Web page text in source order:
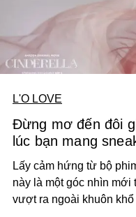
L'O LOVE
Đừng mơ đến đôi
lúc bạn mang
Lấy cảm hứng từ bộ
này là một góc nhìn mới
vượt ra ngoài khuôn